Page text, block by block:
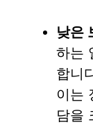
낮은
하는
합니
이는
담을